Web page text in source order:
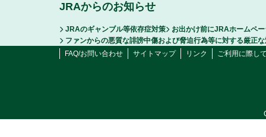
JRAからのお知らせ
JRAのギャンブル等依存症対策
お出かけ前にJRAホームペ
ファンからの悪質な誹謗中傷および脅迫行為等に対する厳正
FAQ/お問い合わせ
サイトマップ リンク ご利用に際し